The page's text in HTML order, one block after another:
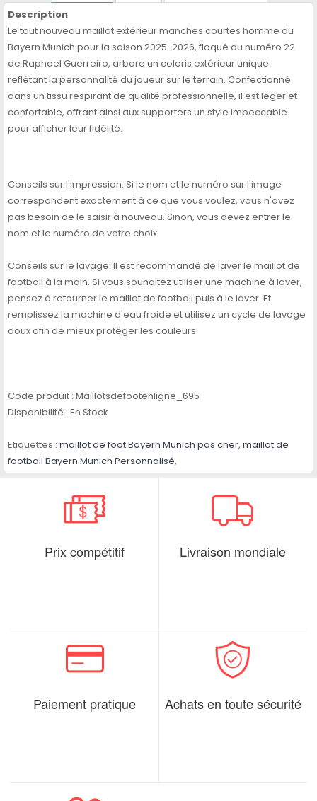
Description
Le tout nouveau maillot extérieur manches courtes homme du
Bayern Munich pour la saison 2025-2026, floqué du numéro 22
de Raphael Guerreiro, arbore un coloris extérieur unique
reflétant la personnalité du joueur sur le terrain. Confectionné
dans un tissu respirant de qualité professionnelle, il est léger et
confortable, offrant ainsi aux supporters un style impeccable
pour afficher leur fidélité.
Conseils sur l'impression: Si le nom et le numéro sur l'image
correspondent exactement à ce que vous voulez, vous n'avez
pas besoin de le saisir à nouveau. Sinon, vous devez entrer le
nom et le numéro de votre choix.
Conseils sur le lavage: Il est recommandé de laver le maillot de
football à la main. Si vous souhaitez utiliser une machine à laver,
pensez à retourner le maillot de football puis à le laver. Et
remplissez la machine d'eau froide et utilisez un cycle de lavage
doux afin de mieux protéger les couleurs.
Code produit : Maillotsdefootenligne_695
Disponibilité : En Stock
Etiquettes : maillot de foot Bayern Munich pas cher, maillot de
football Bayern Munich Personnalisé,
Prix compétitif Livraison mondiale
Paiement pratique Achats en toute sécurité